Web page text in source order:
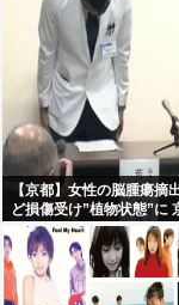
【京都】女性の脳腫瘍
ど損傷受け”植物状態”に